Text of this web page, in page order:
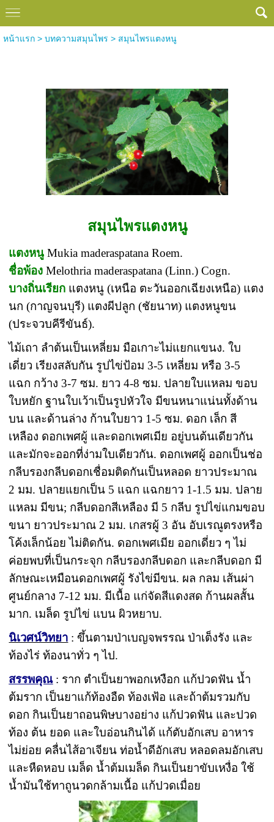
หน้าแรก> บทความสมุนไพร > สมุนไพรแตงหนู
สมุนไพรแตงหนู
แตงหนู Mukia maderaspatana Roem.
ชื่อพ้อง Melothria maderaspatana (Linn.) Cogn.
บางถิ่นเรียก แตงหนู (เหนือ ตะวันออกเฉียงเหนือ) แตง
นก (กาญจนบุรี) แตงผีปลูก (ชัยนาท) แตงหนูขน
(ประจวบคีรีขันธ์).
ไม้เถา ลำต้นเป็นเหลี่ยม มือเกาะไม่แยกแขนง. ใบ
เดี่ยว เรียงสลับกัน รูปไข่ป้อม 3-5 เหลี่ยม หรือ 3-5
แฉก กว้าง 3-7 ซม. ยาว 4-8 ซม. ปลายใบแหลม ขอบ
ใบหยัก ฐานใบเว้าเป็นรูปหัวใจ มีขนหนาแน่นทั้งด้าน
บน และด้านล่าง ก้านใบยาว 1-5 ซม. ดอก เล็ก สี
เหลือง ดอกเพศผู้ และดอกเพศเมีย อยู่บนต้นเดียวกัน
และมักจะออกที่ง่ามใบเดียวกัน. ดอกเพศผู้ ออกเป็นช่อ
กลีบรองกลีบดอกเชื่อมติดกันเป็นหลอด ยาวประมาณ
2 มม. ปลายแยกเป็น 5 แฉก แฉกยาว 1-1.5 มม. ปลาย
แหลม มีขน; กลีบดอกสีเหลือง มี 5 กลีบ รูปไข่แกมขอบ
ขนา ยาวประมาณ 2 มม. เกสรผู้ 3 อัน อับเรณูตรงหรือ
โค้งเล็กน้อย ไม่ติดกัน. ดอกเพศเมีย ออกเดี่ยว ๆ ไม่
ค่อยพบที่เป็นกระจุก กลีบรองกลีบดอก และกลีบดอก มี
ลักษณะเหมือนดอกเพศผู้ รังไข่มีขน. ผล กลม เส้นผ่า
ศูนย์กลาง 7-12 มม. มีเนื้อ แก่จัดสีแดงสด ก้านผลสั้น
มาก. เมล็ด รูปไข่ แบน ผิวหยาบ.
นิเวศน์วิทยา : ขึ้นตามป่าเบญจพรรณ ป่าเต็งรัง และ
ท้องไร่ ท้องนาทั่ว ๆ ไป.
สรรพคุณ : ราก ตำเป็นยาพอกเหงือก แก้ปวดฟัน น้ำ
ต้มราก เป็นยาแก้ท้องอืด ท้องเฟ้อ และถ้าต้มรวมกับ
ดอก กินเป็นยาถอนพิษบางอย่าง แก้ปวดฟัน และปวด
ท้อง ต้น ยอด และใบอ่อนกินได้ แก้ตับอักเสบ อาหาร
ไม่ย่อย คลื่นไส้อาเจียน ท่อน้ำดีอักเสบ หลอดลมอักเสบ
และหืดหอบ เมล็ด น้ำต้มเมล็ด กินเป็นยาขับเหงื่อ ใช้
น้ำมันใช้ทาถูนวดกล้ามเนื้อ แก้ปวดเมื่อย